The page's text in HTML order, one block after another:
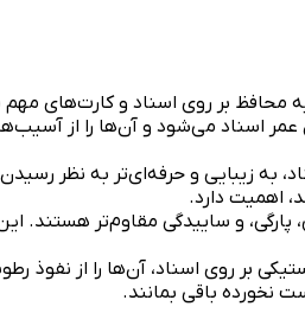
محافظ بر روی اسناد و کارت‌های مهم
عمر اسناد می‌شود و آن‌ها را از
به زیبایی و حرفه‌ای‌تر به نظر
اهمیت دارد.
و ساییدگی مقاوم‌تر هستند.
بر روی اسناد، آن‌ها را از نفوذ
نخورده باقی بمانند.